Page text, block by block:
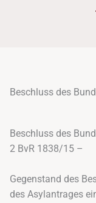
Beschluss des
Beschluss des
2 BvR 1838/15 –
Gegenstand des
des Asylantrages